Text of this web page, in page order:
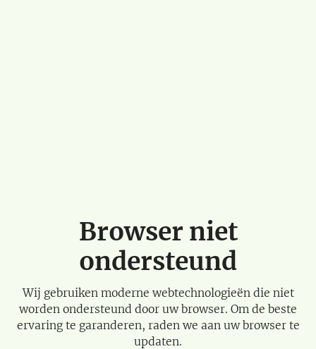
Browser niet
ondersteund
Wij gebruiken moderne webtechnologieën die niet
worden ondersteund door uw browser. Om de beste
ervaring te garanderen, raden we aan uw browser te
updaten.